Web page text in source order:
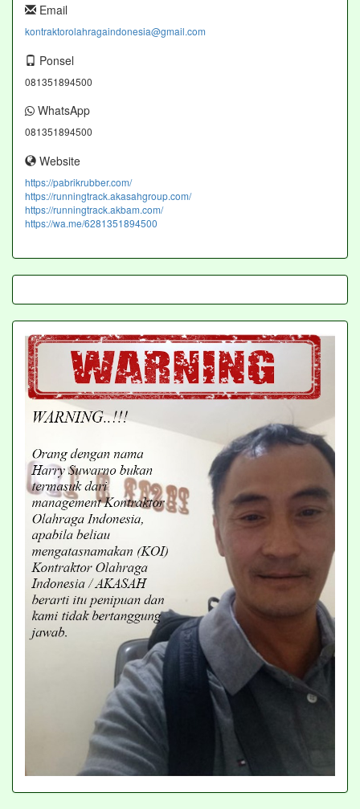
Email
kontraktorolahragaindonesia@gmail.com
Ponsel
081351894500
WhatsApp
081351894500
Website
https://pabrikrubber.com/
https://runningtrack.akasahgroup.com/
https://runningtrack.akbam.com/
https://wa.me/6281351894500